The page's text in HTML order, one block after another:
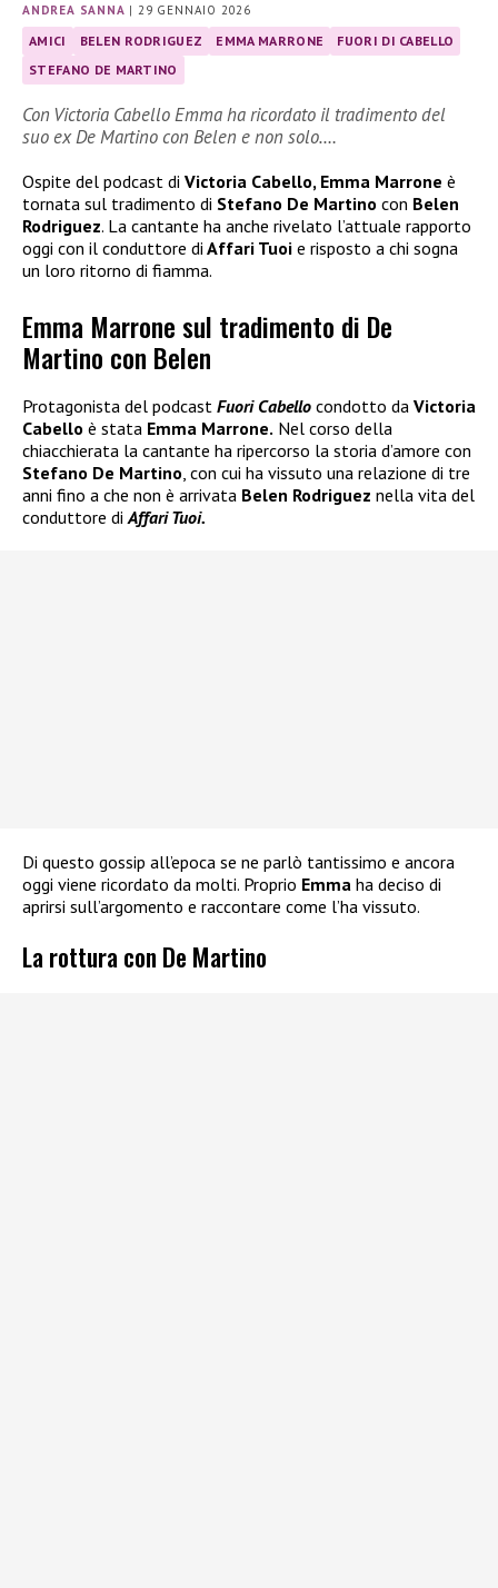
ANDREA SANNA |29 GENNAIO 2026
AMICI BELEN RODRIGUEZ EMMA MARRONE
FUORI DI CABELLO
STEFANO DE MARTINO
Con Victoria Cabello Emma ha ricordato il tradimento del
suo ex De Martino con Belen e non solo….
Ospite del podcast di Victoria Cabello, Emma Marrone è
tornata sul tradimento di Stefano De Martino con Belen
Rodriguez. La cantante ha anche rivelato l’attuale rapporto
oggi con il conduttore di Affari Tuoi e risposto a chi sogna
un loro ritorno di fiamma.
Emma Marrone sul tradimento di De
Martino con Belen
Protagonista del podcast Fuori Cabello condotto da Victoria
Cabello è stata Emma Marrone. Nel corso della
chiacchierata la cantante ha ripercorso la storia d’amore con
Stefano De Martino, con cui ha vissuto una relazione di tre
anni fino a che non è arrivata Belen Rodriguez nella vita del
conduttore diAffari Tuoi.
Di questo gossip all’epoca se ne parlò tantissimo e ancora
oggi viene ricordato da molti. Proprio Emma ha deciso di
aprirsi sull’argomento e raccontare come l’ha vissuto.
La rottura con De Martino